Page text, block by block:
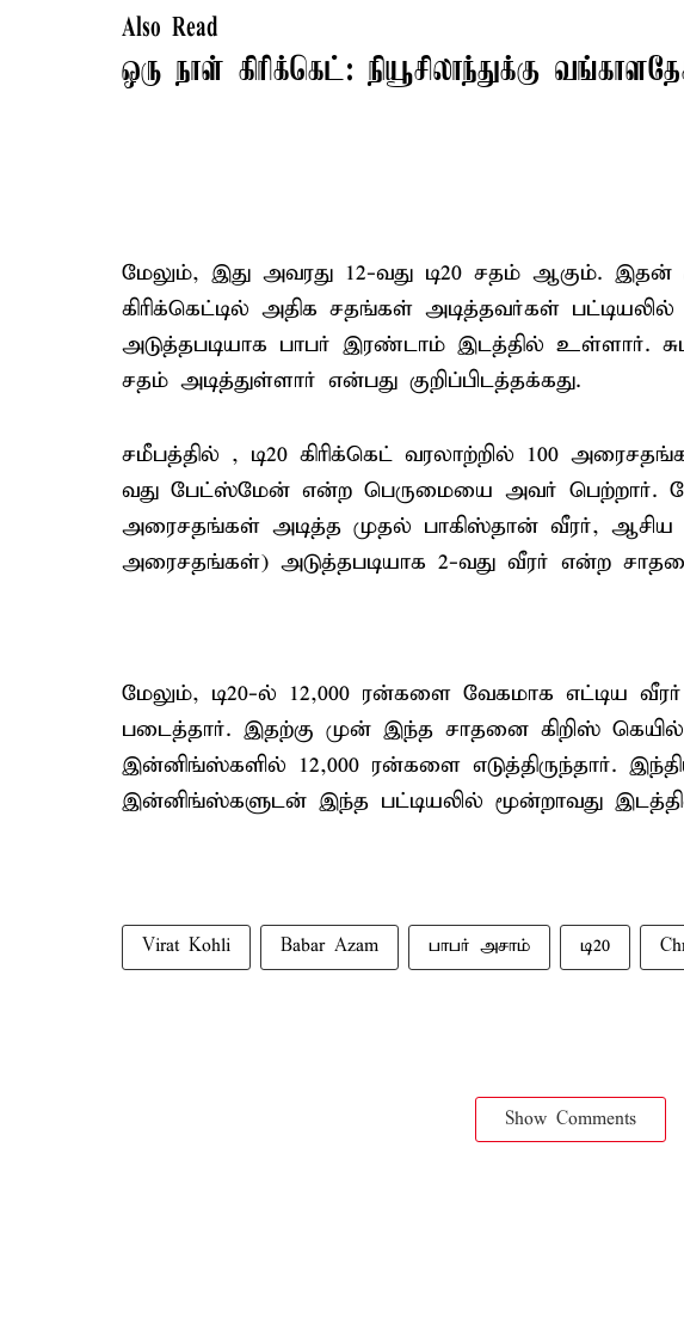
Also Read
ஒரு நாள் கிரிக்கெட்: நியூசிலாந்துக்கு
மேலும், இது அவரது 12-வது டி20 சதம் ஆகும். இதன்
கிரிக்கெட்டில் அதிக சதங்கள் அடித்தவர்கள்
அடுத்தபடியாக பாபர் இரண்டாம் இடத்தில் உள்ளார்.
சதம் அடித்துள்ளார் என்பது குறிப்பிடத்தக்கது.
சமீபத்தில் , டி20 கிரிக்கெட் வரலாற்றில் 100
வது பேட்ஸ்மேன் என்ற பெருமையை அவர் பெற்றார்.
அரைசதங்கள் அடித்த முதல் பாகிஸ்தான் வீரர், ஆசிய
அரைசதங்கள்) அடுத்தபடியாக 2-வது வீரர் என்ற
மேலும், டி20-ல் 12,000 ரன்களை வேகமாக எட்டிய
படைத்தார். இதற்கு முன் இந்த சாதனை கிறிஸ்
இன்னிங்ஸ்களில் 12,000 ரன்களை எடுத்திருந்தார்.
இன்னிங்ஸ்களுடன் இந்த பட்டியலில் மூன்றாவது
Virat Kohli Babar Azam பாபர் அசாம் டி20
Show Comments